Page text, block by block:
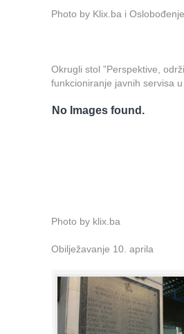
Photo by Klix.ba i Oslobođenje
Okrugli stol ”Perspektive,
funkcioniranje javnih servisa u
No Images found.
Photo by klix.ba
Obilježavanje 10. aprila